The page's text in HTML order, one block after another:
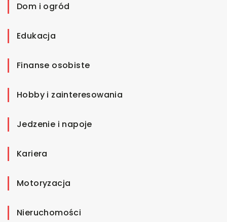
Dom i ogród
Edukacja
Finanse osobiste
Hobby i zainteresowania
Jedzenie i napoje
Kariera
Motoryzacja
Nieruchomości